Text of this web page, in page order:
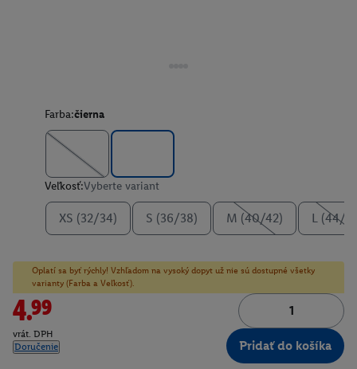
Farba:čierna
Veľkosť:Vyberte variant
XS (32/34) S (36/38) M (40/42) L (44/
Oplatí sa byť rýchly! Vzhľadom na vysoký dopyt už nie sú dostupné všetky
varianty (Farba a Veľkosť).
4.99
vrát. DPH
Doručenie
Pridať do košíka